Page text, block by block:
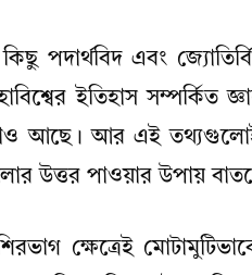
পদার্থবিদ এবং
ইতিহাস সম্পর্কিত
আছে। আর এই
উত্তর পাওয়ার উপায়
ক্ষেত্রেই